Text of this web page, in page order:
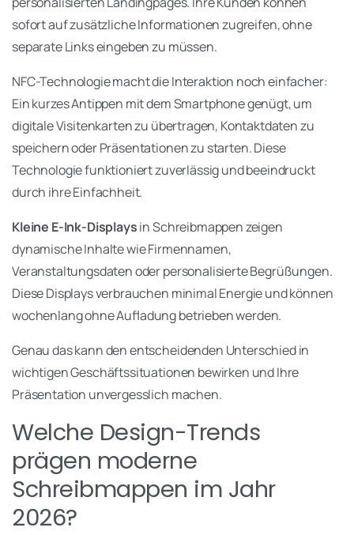
sofort auf zusätzliche Informationen zugreifen, ohne
separate Links eingeben zu müssen.
NFC-Technologie macht die Interaktion noch einfacher:
Ein kurzes Antippen mit dem Smartphone genügt, um
digitale Visitenkarten zu übertragen, Kontaktdaten zu
speichern oder Präsentationen zu starten. Diese
Technologie funktioniert zuverlässig und beeindruckt
durch ihre Einfachheit.
Kleine E-Ink-Displaysin Schreibmappen zeigen
dynamische Inhalte wie Firmennamen,
Veranstaltungsdaten oder personalisierte Begrüßungen.
Diese Displays verbrauchen minimal Energie und können
wochenlang ohne Aufladung betrieben werden.
Genau das kann den entscheidenden Unterschied in
wichtigen Geschäftssituationen bewirken und Ihre
Präsentation unvergesslich machen.
Welche Design-Trends
prägen moderne
Schreibmappen im Jahr
2026?